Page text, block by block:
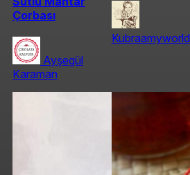
Çorbası
Ayşegül
Karaman
Kubraamyworld